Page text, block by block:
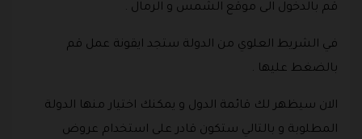
قم بالدخول الى موقع الشمس و الرمال .
في الشريط العلوي من الدولة ستجد ايقونة عمل قم
بالضغط عليها .
الان سيظهر لك قائمة الدول و يمكنك اختيار منها الدولة
المطلوبة و بالتالي ستكون قادر على استخدام عروض